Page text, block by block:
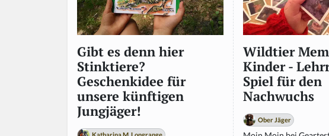
Gibt es denn hier
Stinktiere?
Geschenkidee für
unsere künftigen
Jungjäger!
Wildtier
Kinder -
Spiel für den
Nachwuchs
Ober Jäger